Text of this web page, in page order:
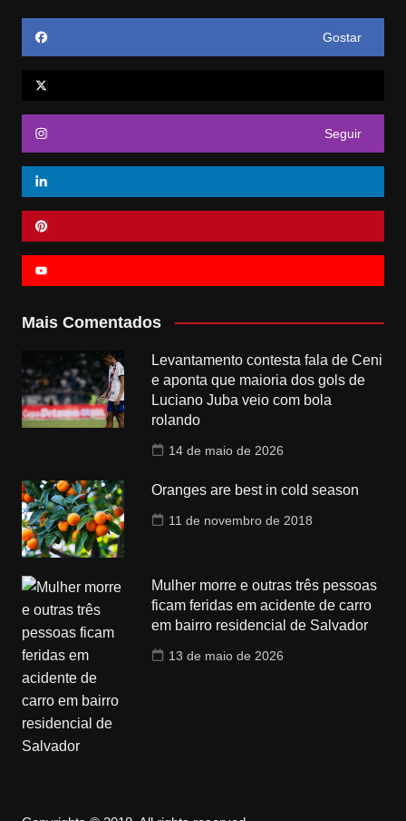
Gostar
Seguir
Mais Comentados
Levantamento contesta fala de Ceni
e aponta que maioria dos gols de
Luciano Juba veio com bola
rolando
14 de maio de 2026
Oranges are best in cold season
11 de novembro de 2018
Mulher morre e outras três pessoas
ficam feridas em acidente de carro
em bairro residencial de Salvador
13 de maio de 2026